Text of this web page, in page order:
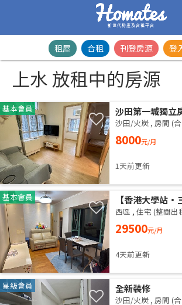
新世代房產及合租平台
租屋 合租 刊登房源 登
上水 放租中的房源
基本會員 沙田第一城獨立
沙田/火炭 , 房間 (
8000元/月
1天前更新
基本會員
【香港大學站•
層山海雙景 港大
免佣業主盤
西區 , 住宅 (整間出
29500元/月
4天前更新
星級會員 全新裝修
沙田/火炭 , 房間 (